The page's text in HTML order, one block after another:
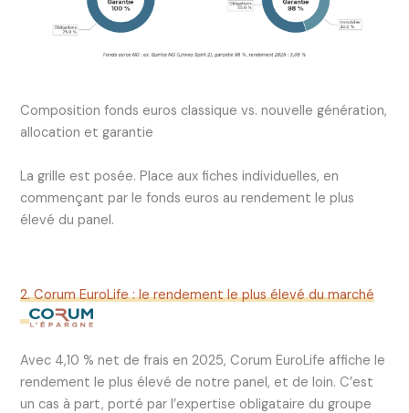
Composition fonds euros classique vs. nouvelle génération,
allocation et garantie
La grille est posée. Place aux fiches individuelles, en
commençant par le fonds euros au rendement le plus
élevé du panel.
2. Corum EuroLife : le rendement le plus élevé du marché
Avec 4,10 % net de frais en 2025, Corum EuroLife affiche le
rendement le plus élevé de notre panel, et de loin. C’est
un cas à part, porté par l’expertise obligataire du groupe